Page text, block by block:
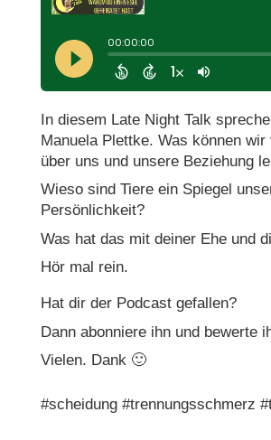
In diesem Late Night Talk
Manuela Plettke. Was können wir
über uns und unsere Beziehung
Wieso sind Tiere ein Spiegel
Persönlichkeit?
Was hat das mit deiner Ehe und
Hör mal rein.
Hat dir der Podcast gefallen?
Dann abonniere ihn und bewerte ihn
Vielen. Dank 🙂
#scheidung #trennungsschmerz